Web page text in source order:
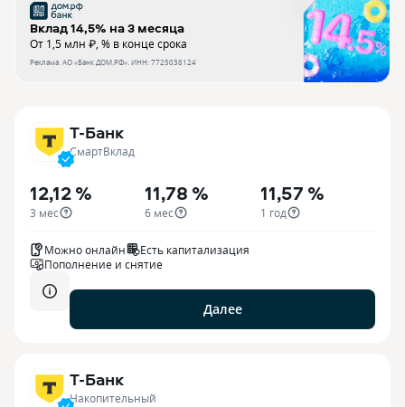
Вклад 14,5% на 3 месяца
От 1,5 млн ₽, % в конце срока
Реклама. АО «Банк ДОМ.РФ». ИНН: 7725038124
Т-Банк
СмартВклад
12,12 %
3 мес
11,78 %
6 мес
11,57 %
1 год
Можно онлайн
Есть капитализация
Пополнение и снятие
Далее
Т-Банк
Накопительный